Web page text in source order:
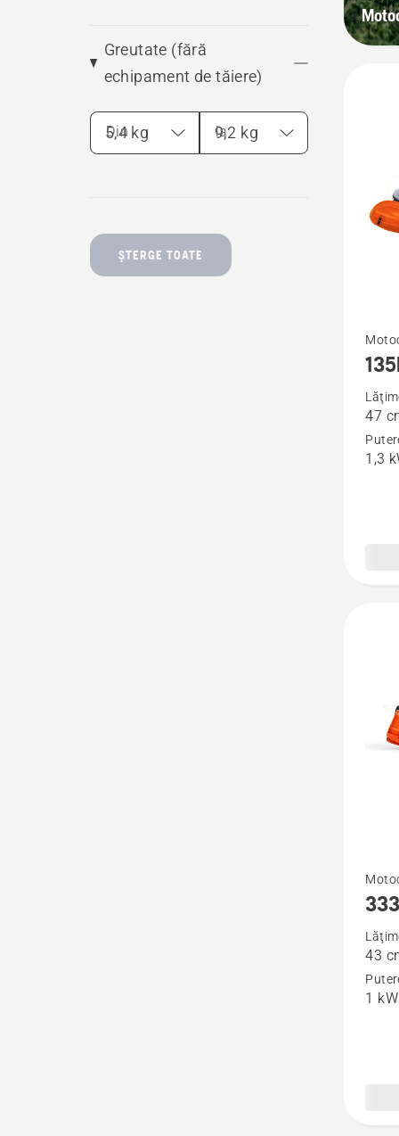
Greutate (fără
echipament de tăiere)
Din la
ŞTERGE TOATE
Vezi
mai
multe
detalii
despre
135R
47
1,3
Vezi
mai
multe
detalii
despre
43
1 kW